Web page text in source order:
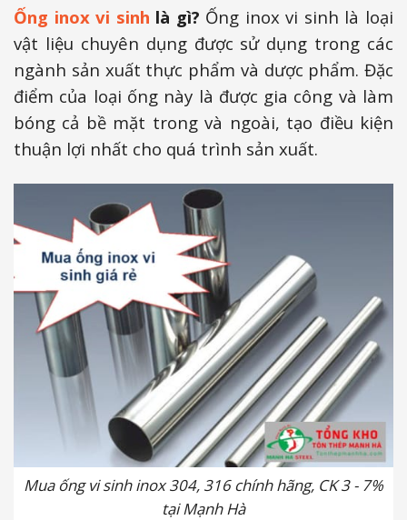
Ống inox vi sinh là gì? Ống inox vi sinh là loại
vật liệu chuyên dụng được sử dụng trong các
ngành sản xuất thực phẩm và dược phẩm. Đặc
điểm của loại ống này là được gia công và làm
bóng cả bề mặt trong và ngoài, tạo điều kiện
thuận lợi nhất cho quá trình sản xuất.
Mua ống vi sinh inox 304, 316 chính hãng, CK 3 - 7%
tại Mạnh Hà